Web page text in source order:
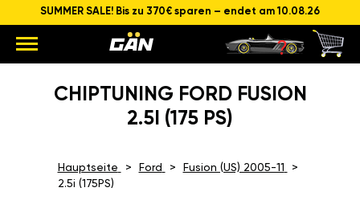
SUMMER SALE! Bis zu 370€ sparen – endet am 10.08.26
CHIPTUNING FORD FUSION
2.5I (175 PS)
Hauptseite Ford
Fusion (US) 2005-11
2.5i (175PS)